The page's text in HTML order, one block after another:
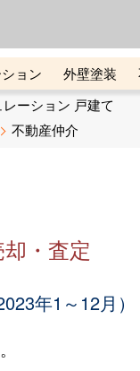
ョン 外壁塗装
却ご相談デスク
ーション 戸建て
不動産仲介
・査定
年1～12月）